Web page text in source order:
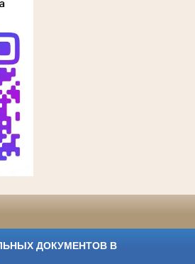
ДОКУМЕНТОВ В